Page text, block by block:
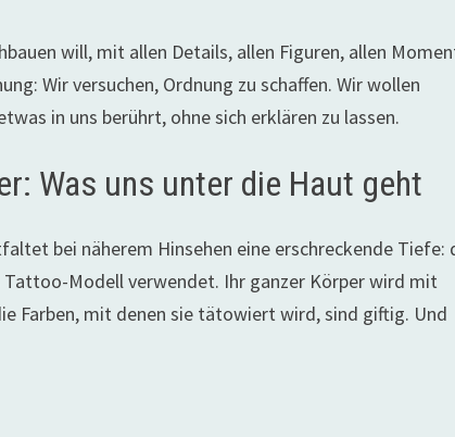
will, mit allen Details, allen Figuren, allen
Wir versuchen, Ordnung zu schaffen. Wir wollen
in uns berührt, ohne sich erklären zu lassen.
Was uns unter die Haut geht
bei näherem Hinsehen eine erschreckende Tiefe:
Modell verwendet. Ihr ganzer Körper wird mit
Farben, mit denen sie tätowiert wird, sind giftig. Und